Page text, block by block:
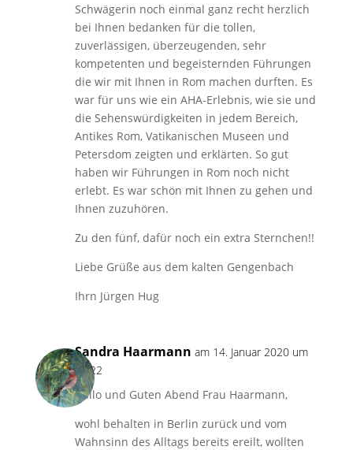
Schwägerin noch einmal ganz recht herzlich
bei Ihnen bedanken für die tollen,
zuverlässigen, überzeugenden, sehr
kompetenten und begeisternden Führungen
die wir mit Ihnen in Rom machen durften. Es
war für uns wie ein AHA-Erlebnis, wie sie und
die Sehenswürdigkeiten in jedem Bereich,
Antikes Rom, Vatikanischen Museen und
Petersdom zeigten und erklärten. So gut
haben wir Führungen in Rom noch nicht
erlebt. Es war schön mit Ihnen zu gehen und
Ihnen zuzuhören.
Zu den fünf, dafür noch ein extra Sternchen!!
Liebe Grüße aus dem kalten Gengenbach
Ihrn Jürgen Hug
Sandra Haarmann am 14. Januar 2020 um
18:22
Hallo und Guten Abend Frau Haarmann,
wohl behalten in Berlin zurück und vom
Wahnsinn des Alltags bereits ereilt, wollten